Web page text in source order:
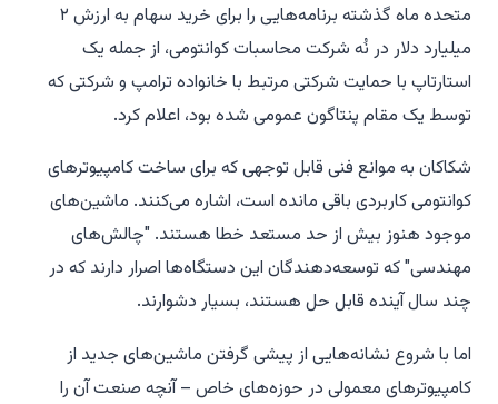
متحده ماه گذشته برنامه‌هایی را برای خرید سهام به ارزش ۲
میلیارد دلار در نُه شرکت محاسبات کوانتومی، از جمله یک
استارتاپ با حمایت شرکتی مرتبط با خانواده ترامپ و شرکتی که
توسط یک مقام پنتاگون عمومی شده بود، اعلام کرد.
شکاکان به موانع فنی قابل توجهی که برای ساخت کامپیوترهای
کوانتومی کاربردی باقی مانده است، اشاره می‌کنند. ماشین‌های
موجود هنوز بیش از حد مستعد خطا هستند. "چالش‌های
مهندسی" که توسعه‌دهندگان این دستگاه‌ها اصرار دارند که در
چند سال آینده قابل حل هستند، بسیار دشوارند.
اما با شروع نشانه‌هایی از پیشی گرفتن ماشین‌های جدید از
کامپیوترهای معمولی در حوزه‌های خاص – آنچه صنعت آن را